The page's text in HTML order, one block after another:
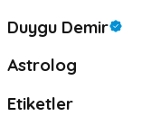
Duygu Demir
Astrolog
Etiketler